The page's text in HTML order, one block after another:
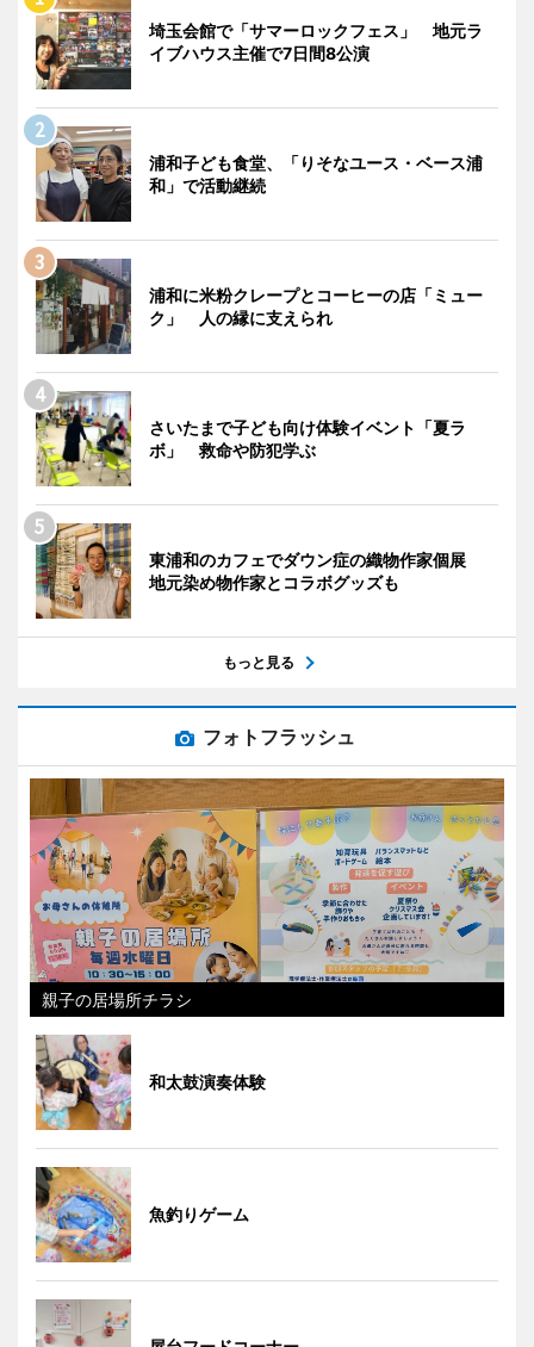
埼玉会館で「サマーロックフェス」 地元ラ
イブハウス主催で7日間8公演
浦和子ども食堂、「りそなユース・ベース浦
和」で活動継続
浦和に米粉クレープとコーヒーの店「ミュー
ク」 人の縁に支えられ
さいたまで子ども向け体験イベント「夏ラ
ボ」 救命や防犯学ぶ
東浦和のカフェでダウン症の織物作家個展
地元染め物作家とコラボグッズも
もっと見る
フォトフラッシュ
親子の居場所チラシ
和太鼓演奏体験
魚釣りゲーム